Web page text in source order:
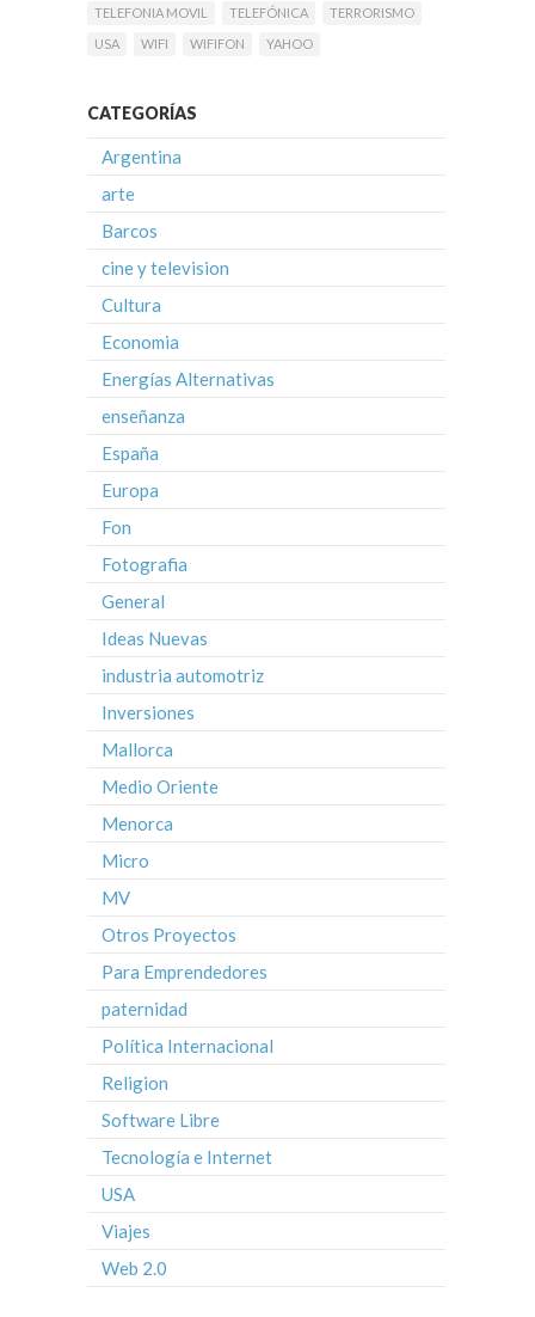
TELEFONIA MOVIL
TELEFÓNICA
TERRORISMO
USA
WIFI WIFIFON YAHOO
CATEGORÍAS
Argentina
arte
Barcos
cine y television
Cultura
Economia
Energías Alternativas
enseñanza
España
Europa
Fon
Fotografia
General
Ideas Nuevas
industria automotriz
Inversiones
Mallorca
Medio Oriente
Menorca
Micro
MV
Otros Proyectos
Para Emprendedores
paternidad
Política Internacional
Religion
Software Libre
Tecnología e Internet
USA
Viajes
Web 2.0